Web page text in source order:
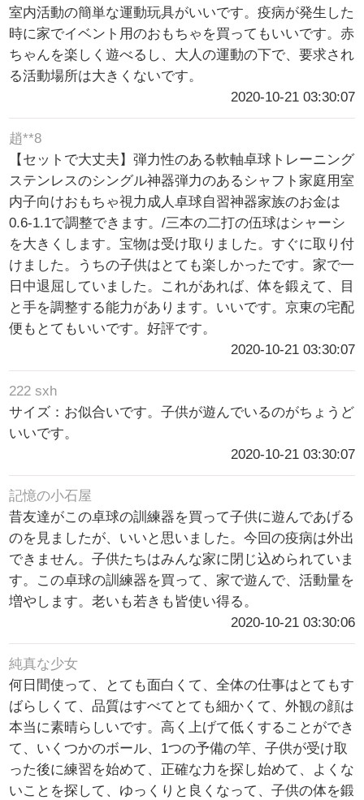
室内活動の簡単な運動玩具がいいです。疫病が発生した
時に家でイベント用のおもちゃを買ってもいいです。赤
ちゃんを楽しく遊べるし、大人の運動の下で、要求され
る活動場所は大きくないです。
2020-10-21 03:30:07
趙**8
【セットで大丈夫】弾力性のある軟軸卓球トレーニング
ステンレスのシングル神器弾力のあるシャフト家庭用室
内子向けおもちゃ視力成人卓球自習神器家族のお金は
0.6-1.1で調整できます。/三本の二打の伍球はシャーシ
を大きくします。宝物は受け取りました。すぐに取り付
けました。うちの子供はとても楽しかったです。家で一
日中退屈していました。これがあれば、体を鍛えて、目
と手を調整する能力があります。いいです。京東の宅配
便もとてもいいです。好評です。
2020-10-21 03:30:07
222 sxh
サイズ：お似合いです。子供が遊んでいるのがちょうど
いいです。
2020-10-21 03:30:07
記憶の小石屋
昔友達がこの卓球の訓練器を買って子供に遊んであげる
のを見ましたが、いいと思いました。今回の疫病は外出
できません。子供たちはみんな家に閉じ込められていま
す。この卓球の訓練器を買って、家で遊んで、活動量を
増やします。老いも若きも皆使い得る。
2020-10-21 03:30:06
純真な少女
何日間使って、とても面白くて、全体の仕事はとてもす
ばらしくて、品質はすべてとても細かくて、外観の顔は
本当に素晴らしいです。高く上げて低くすることができ
て、いくつかのボール、1つの予備の竿、子供が受け取
った後に練習を始めて、正確な力を探し始めて、よくな
いことを探して、ゆっくりと良くなって、子供の体を鍛